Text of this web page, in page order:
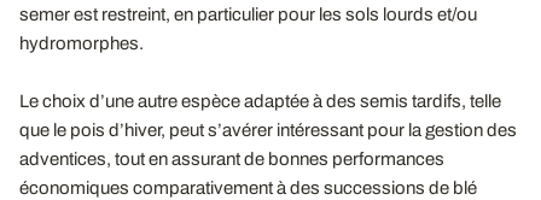
semer est restreint, en particulier pour les sols lourds et/ou
hydromorphes.
Le choix d’une autre espèce adaptée à des semis tardifs, telle
que le pois d’hiver, peut s’avérer intéressant pour la gestion des
adventices, tout en assurant de bonnes performances
économiques comparativement à des successions de blé